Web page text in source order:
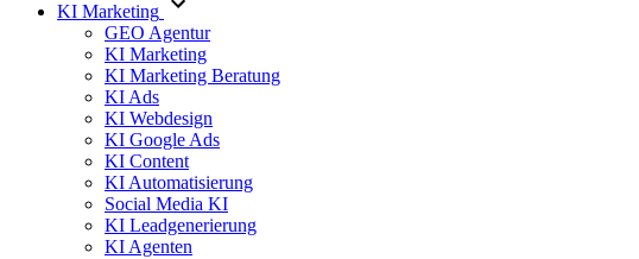
KI Marketing
GEO Agentur
KI Marketing
KI Marketing Beratung
KI Ads
KI Webdesign
KI Google Ads
KI Content
KI Automatisierung
Social Media KI
KI Leadgenerierung
KI Agenten